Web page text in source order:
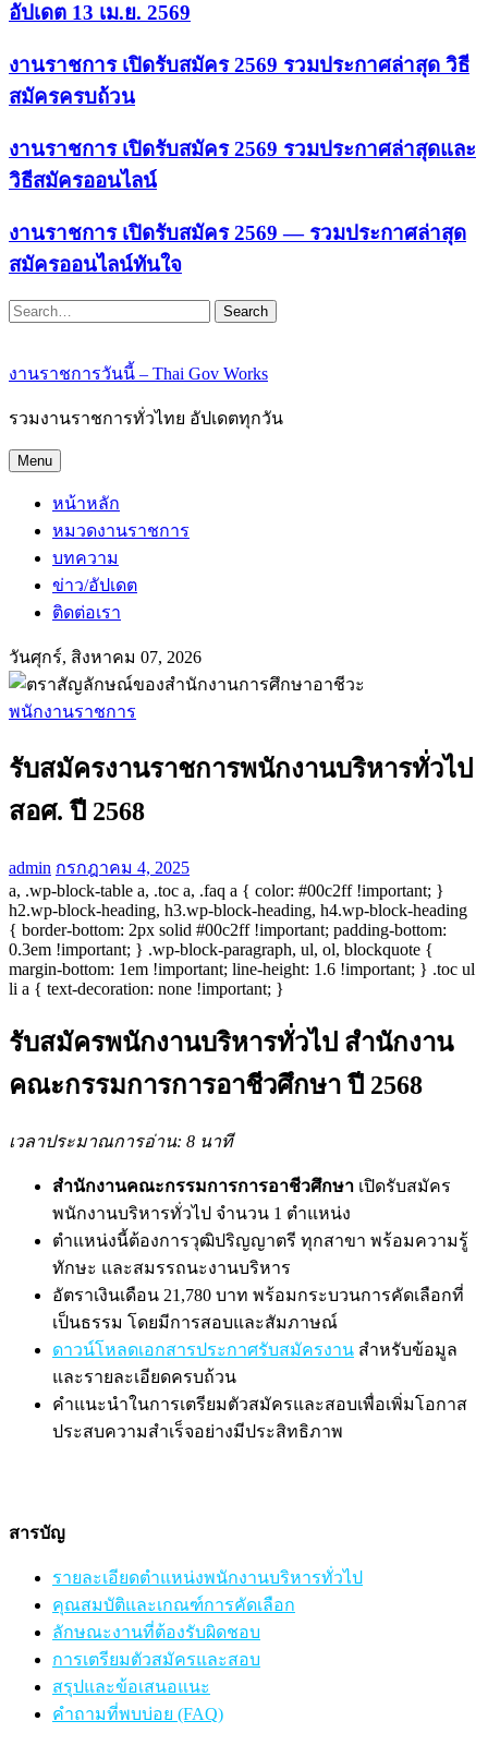
อัปเดต 13 เม.ย. 2569
งานราชการ เปิดรับสมัคร 2569 รวมประกาศล่าสุด วิธี
สมัครครบถ้วน
งานราชการ เปิดรับสมัคร 2569 รวมประกาศล่าสุดและ
วิธีสมัครออนไลน์
งานราชการ เปิดรับสมัคร 2569 — รวมประกาศล่าสุด
สมัครออนไลน์ทันใจ
Search
งานราชการวันนี้ – Thai Gov Works
รวมงานราชการทั่วไทย อัปเดตทุกวัน
Menu
หน้าหลัก
หมวดงานราชการ
บทความ
ข่าว/อัปเดต
ติดต่อเรา
วันศุกร์, สิงหาคม 07, 2026
พนักงานราชการ
รับสมัครงานราชการพนักงานบริหารทั่วไป
สอศ. ปี 2568
admin กรกฎาคม 4, 2025
a, .wp-block-table a, .toc a, .faq a { color: #00c2ff !important; }
h2.wp-block-heading, h3.wp-block-heading, h4.wp-block-heading
{ border-bottom: 2px solid #00c2ff !important; padding-bottom:
0.3em !important; } .wp-block-paragraph, ul, ol, blockquote {
margin-bottom: 1em !important; line-height: 1.6 !important; } .toc ul
li a { text-decoration: none !important; }
รับสมัครพนักงานบริหารทั่วไป สำนักงาน
คณะกรรมการการอาชีวศึกษา ปี 2568
เวลาประมาณการอ่าน: 8 นาที
สำนักงานคณะกรรมการการอาชีวศึกษา เปิดรับสมัคร
พนักงานบริหารทั่วไป จำนวน 1 ตำแหน่ง
ตำแหน่งนี้ต้องการวุฒิปริญญาตรี ทุกสาขา พร้อมความรู้
ทักษะ และสมรรถนะงานบริหาร
อัตราเงินเดือน 21,780 บาท พร้อมกระบวนการคัดเลือกที่
เป็นธรรม โดยมีการสอบและสัมภาษณ์
ดาวน์โหลดเอกสารประกาศรับสมัครงาน สำหรับข้อมูล
และรายละเอียดครบถ้วน
คำแนะนำในการเตรียมตัวสมัครและสอบเพื่อเพิ่มโอกาส
ประสบความสำเร็จอย่างมีประสิทธิภาพ
สารบัญ
รายละเอียดตำแหน่งพนักงานบริหารทั่วไป
คุณสมบัติและเกณฑ์การคัดเลือก
ลักษณะงานที่ต้องรับผิดชอบ
การเตรียมตัวสมัครและสอบ
สรุปและข้อเสนอแนะ
คำถามที่พบบ่อย (FAQ)